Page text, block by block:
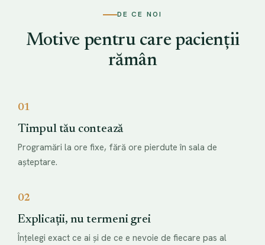
DE CE NOI
Motive pentru care pacienții
rămân
01
Timpul tău contează
Programări la ore fixe, fără ore pierdute în sala de
așteptare.
02
Explicații, nu termeni grei
Înțelegi exact ce ai și de ce e nevoie de fiecare pas al